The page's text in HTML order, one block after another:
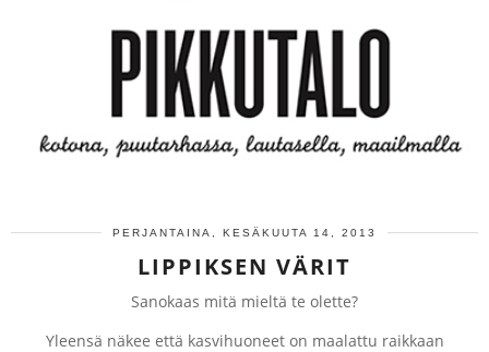
PERJANTAINA, KESÄKUUTA 14, 2013
LIPPIKSEN VÄRIT
Sanokaas mitä mieltä te olette?
Yleensä näkee että kasvihuoneet on maalattu raikkaan